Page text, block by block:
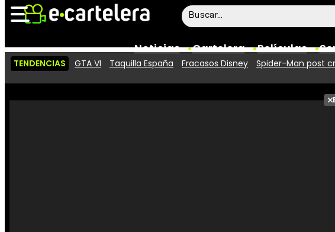
Noticias Cartelera Películas
Vídeos
Taquilla
TENDENCIAS GTA VI Taquilla España Fracasos Disney Spider-Man post